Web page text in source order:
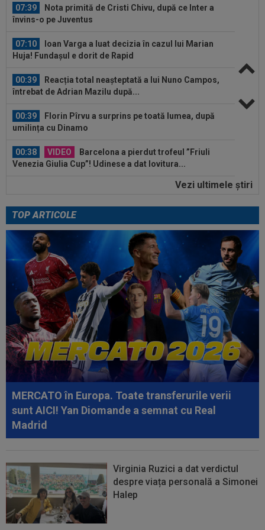
07:39
Nota primită de Cristi Chivu, după ce Inter a
învins-o pe Juventus
07:10
Ioan Varga a luat decizia în cazul lui Marian
Huja! Fundașul e dorit de Rapid
00:39
Reacția total neașteptată a lui Nuno Campos,
întrebat de Adrian Mazilu după...
00:39
Florin Pîrvu a surprins pe toată lumea, după
umilința cu Dinamo
00:38 VIDEO
Barcelona a pierdut trofeul ”Friuli
Venezia Giulia Cup”! Udinese a dat lovitura...
Alex Musi a dat declarația serii, după
00:20 VIDEO
Estrela - Sporting 2-2. Meci
spectaculos! Ianis Stoica a fost titular. Cele mai...
07:40
Cătălin Cîrjan a spus totul despre accidentarea
lui Martin Pascual: ”Au făcut...
07:39
Nota primită de Cristi Chivu, după ce Inter a
învins-o pe Juventus
07:10
Ioan Varga a luat decizia în cazul lui Marian
Huja! Fundașul e dorit de Rapid
00:39
Reacția total neașteptată a lui Nuno Campos,
întrebat de Adrian Mazilu după...
00:39
Florin Pîrvu a surprins pe toată lumea, după
umilința cu Dinamo
Vezi ultimele ştiri
TOP ARTICOLE
MERCATO în Europa. Toate transferurile verii
sunt AICI! Yan Diomande a semnat cu Real
Madrid
Virginia Ruzici a dat verdictul
despre viața personală a Simonei
Halep